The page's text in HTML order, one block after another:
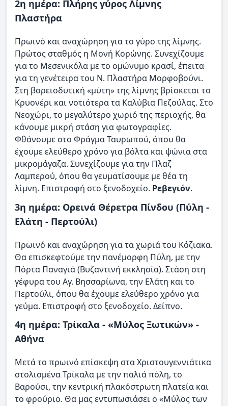
2η ημέρα: Πλήρης γύρος Λίμνης
Πλαστήρα
Πρωινό και αναχώρηση για το γύρο της λίμνης.
Πρώτος σταθμός η Μονή Κορώνης. Συνεχίζουμε
για το Μεσενικόλα με το ομώνυμο κρασί, έπειτα
για τη γενέτειρα του Ν. Πλαστήρα Μορφοβούνι.
Στη βορειοδυτική «μύτη» της λίμνης βρίσκεται το
Κρυονέρι και νοτιότερα τα Καλύβια Πεζούλας. Στο
Νεοχώρι, το μεγαλύτερο χωριό της περιοχής, θα
κάνουμε μικρή στάση για φωτογραφίες.
Φθάνουμε στο Φράγμα Ταυρωπού, όπου θα
έχουμε ελεύθερο χρόνο για βόλτα και ψώνια στα
μικρομάγαζα. Συνεχίζουμε για την Πλαζ
Λαμπερού, όπου θα γευματίσουμε με θέα τη
λίμνη. Επιστροφή στο ξενοδοχείο. Ρεβεγιόν.
3η ημέρα: Ορεινά Θέρετρα Πίνδου (Πύλη -
Ελάτη - Περτούλι)
Πρωινό και αναχώρηση για τα χωριά του Κόζιακα.
Θα επισκεφτούμε την πανέμορφη Πύλη, με την
Πόρτα Παναγιά (Βυζαντινή εκκλησία). Στάση στη
γέφυρα του Αγ. Βησσαρίωνα, την Ελάτη και το
Περτούλι, όπου θα έχουμε ελεύθερο χρόνο για
γεύμα. Επιστροφή στο ξενοδοχείο. Δείπνο.
4η ημέρα: Τρίκαλα - «Μύλος Ξωτικών» -
Αθήνα
Μετά το πρωινό επίσκεψη στα Χριστουγεννιάτικα
στολισμένα Τρίκαλα με την παλιά πόλη, το
Βαρούσι, την κεντρική πλακόστρωτη πλατεία και
το φρούριο. Θα μας εντυπωσιάσει ο «Μύλος των